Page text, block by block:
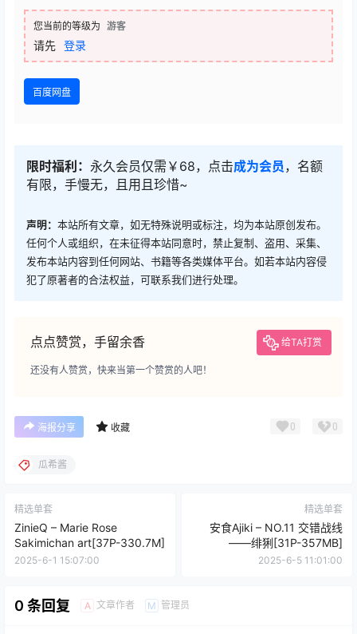
您当前的等级为 游客
请先 登录
百度网盘
限时福利： 永久会员仅需￥68，点击成为会员 ，名额
有限，手慢无，且用且珍惜~
声明： 本站所有文章，如无特殊说明或标注，均为本站原创发布。
任何个人或组织，在未征得本站同意时，禁止复制、盗用、采集、
发布本站内容到任何网站、书籍等各类媒体平台。如若本站内容侵
犯了原著者的合法权益，可联系我们进行处理。
点点赞赏，手留余香 给TA打赏
还没有人赞赏，快来当第一个赞赏的人吧！
海报分享 收藏 0 0
瓜希酱
精选单套
ZinieQ – Marie Rose
Sakimichan art[37P-330.7M]
2025-6-1 15:07:00
精选单套
安食Ajiki – NO.11 交错战线
——绯猁[31P-357MB]
2025-6-5 11:01:00
0 条回复 A 文章作者 M 管理员